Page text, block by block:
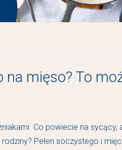
na mięso? To
Co powiecie na sycący,
rodziny? Pełen soczystego i